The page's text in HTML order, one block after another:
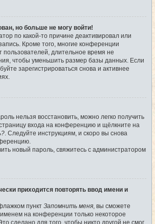
но больше не могу войти!
по какой-то причине деактивировал или
Кроме того, многие конференции
пользователей, длительное время не
чтобы уменьшить размер базы данных. Если
зарегистрироваться снова и активнее
нельзя восстановить, можно легко получить
входа на конференцию и щёлкните на
. Следуйте инструкциям, и скоро вы снова
новый пароль, свяжитесь с администратором
приходится повторять ввод имени и
пункт Запомнить меня , вы сможете
на конференции только некоторое
сделано для того, чтобы никто другой не смог